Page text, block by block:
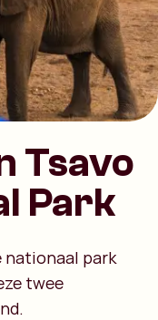
Tsavo
Park
nationaal park
twee